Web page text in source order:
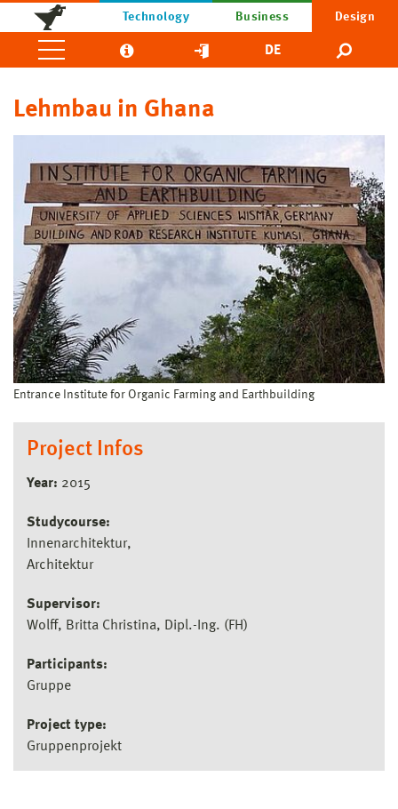
Technology Business Design
DE
Lehmbau in Ghana
Entrance Institute for Organic Farming and Earthbuilding
Project Infos
Year: 2015
Studycourse:
Innenarchitektur
Architektur
Supervisor:
Wolff, Britta Christina, Dipl.-Ing. (FH)
Participants:
Gruppe
Project type:
Gruppenprojekt